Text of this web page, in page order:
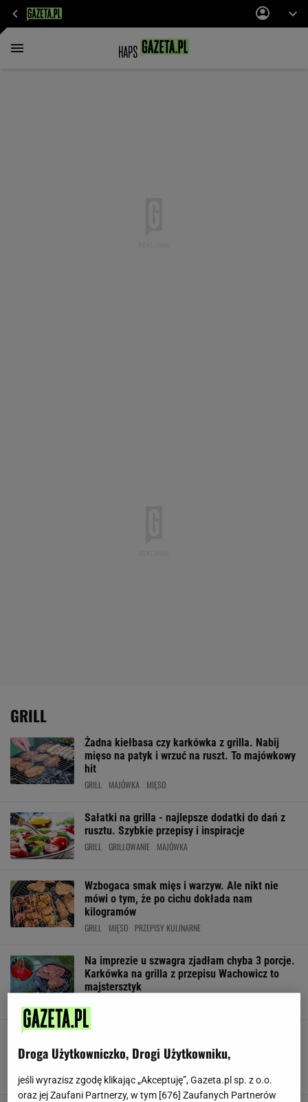
GRILL
Żadna kiełbasa czy karkówka z grilla. Nabij
mięso na patyk i wrzuć na ruszt. To majówkowy
hit
GRILL MAJÓWKA MIĘSO
Sałatki na grilla - najlepsze dodatki do dań z
rusztu. Szybkie przepisy i inspiracje
GRILL GRILLOWANIE MAJÓWKA
Wzbogaca smak mięs i warzyw. Ale nikt nie
mówi o tym, że po cichu dokłada nam
kilogramów
GRILL MIĘSO PRZEPISY KULINARNE
Na imprezie u szwagra zjadłam chyba 3 porcje.
Karkówka na grilla z przepisu Wachowicz to
majstersztyk
Babcia z grilla najbardziej lubiła to. Dziś
zapomnieliśmy
DANIA Z GRILLA GRILL GRILLOWANIE
Droga Użytkowniczko, Drogi Użytkowniku,
jeśli wyrazisz zgodę klikając „Akceptuję”, Gazeta.pl sp. z o.o.
oraz jej Zaufani Partnerzy, w tym [ 676 ] Zaufanych Partnerów